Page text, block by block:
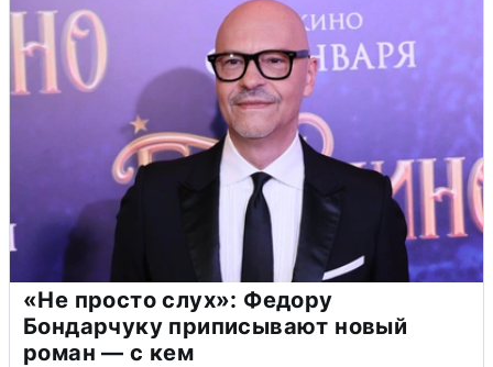
«Не просто слух»: Федору
Бондарчуку приписывают новый
роман — с кем